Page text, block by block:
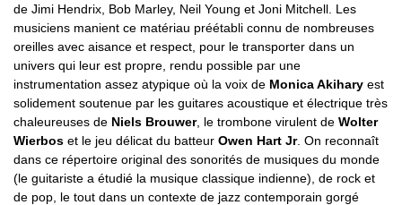
de Jimi Hendrix, Bob Marley, Neil Young et Joni Mitchell. Les
musiciens manient ce matériau préétabli connu de nombreuses
oreilles avec aisance et respect, pour le transporter dans un
univers qui leur est propre, rendu possible par une
instrumentation assez atypique où la voix de Monica Akihary est
solidement soutenue par les guitares acoustique et électrique très
chaleureuses de Niels Brouwer, le trombone virulent de Wolter
Wierbos et le jeu délicat du batteur Owen Hart Jr. On reconnaît
dans ce répertoire original des sonorités de musiques du monde
(le guitariste a étudié la musique classique indienne), de rock et
de pop, le tout dans un contexte de jazz contemporain gorgé